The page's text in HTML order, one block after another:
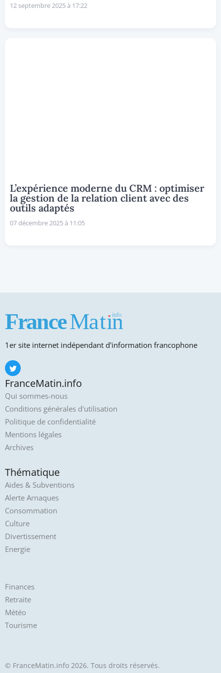
12 septembre 2025 à 17:22
L’expérience moderne du CRM : optimiser
la gestion de la relation client avec des
outils adaptés
07 décembre 2025 à 11:05
1er site internet indépendant d'information francophone
FranceMatin.info
Qui sommes-nous
Conditions générales d'utilisation
Politique de confidentialité
Mentions légales
Archives
Thématique
Aides & Subventions
Alerte Arnaques
Consommation
Culture
Divertissement
Energie
Finances
Retraite
Météo
Tourisme
© FranceMatin.info 2026. Tous droits réservés.